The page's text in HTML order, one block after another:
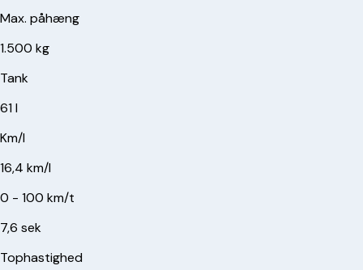
Max. påhæng
1.500 kg
Tank
61 l
Km/l
16,4 km/l
0 - 100 km/t
7,6 sek
Tophastighed